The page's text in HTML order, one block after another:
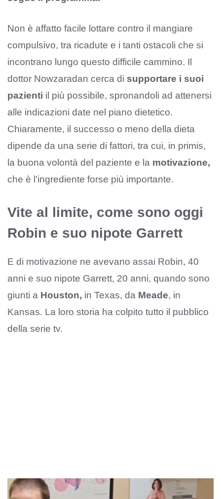
Non è affatto facile lottare contro il mangiare
compulsivo, tra ricadute e i tanti ostacoli che si
incontrano lungo questo difficile cammino. Il
dottor Nowzaradan cerca di supportare i suoi
pazienti il più possibile, spronandoli ad attenersi
alle indicazioni date nel piano dietetico.
Chiaramente, il successo o meno della dieta
dipende da una serie di fattori, tra cui, in primis,
la buona volontà del paziente e la motivazione,
che è l’ingrediente forse più importante.
Vite al limite, come sono oggi
Robin e suo nipote Garrett
E di motivazione ne avevano assai Robin, 40
anni e suo nipote Garrett, 20 anni, quando sono
giunti a Houston, in Texas, da Meade, in
Kansas. La loro storia ha colpito tutto il pubblico
della serie tv.